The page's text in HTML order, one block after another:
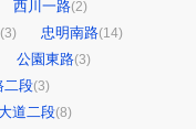
西川一路(2)
(3) 忠明南路(14)
公園東路(3)
二段(3)
道二段(8)